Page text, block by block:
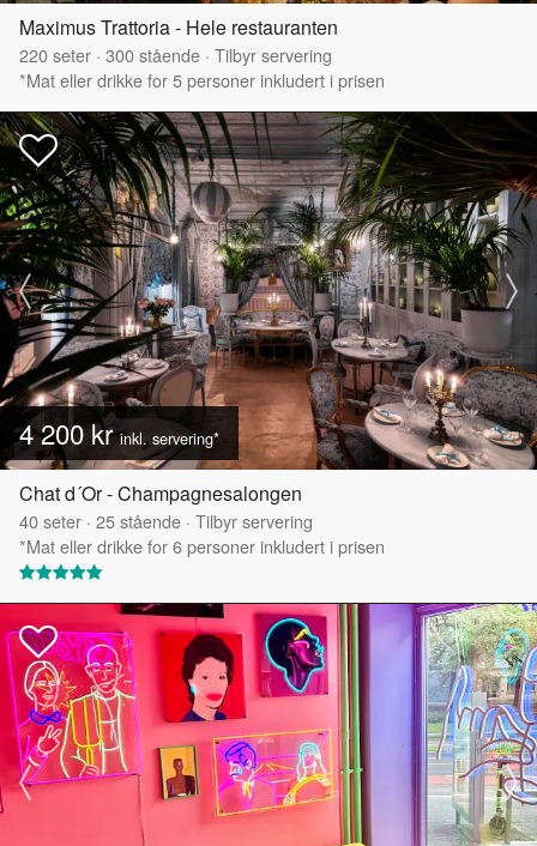
Maximus Trattoria - Hele restauranten
220seter · 300stående · Tilbyr servering
*Mat eller drikke for 5 personer inkludert i prisen
4 200 krinkl. servering*
Chat d´Or - Champagnesalongen
40seter · 25stående · Tilbyr servering
*Mat eller drikke for 6 personer inkludert i prisen